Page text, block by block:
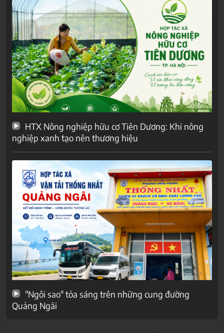
HTX Nông nghiệp hữu cơ Tiên Dương: Khi nông
nghiệp xanh tạo nên thương hiệu
"Ngôi sao" tỏa sáng trên những cung đường
Quảng Ngãi